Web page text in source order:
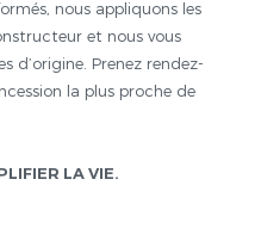
nous appliquons les
et nous vous
d’origine. Prenez rendez-
la plus proche de
LA VIE.